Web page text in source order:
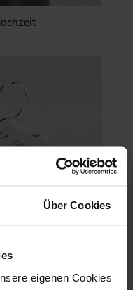
Über Cookies
eigenen Cookies